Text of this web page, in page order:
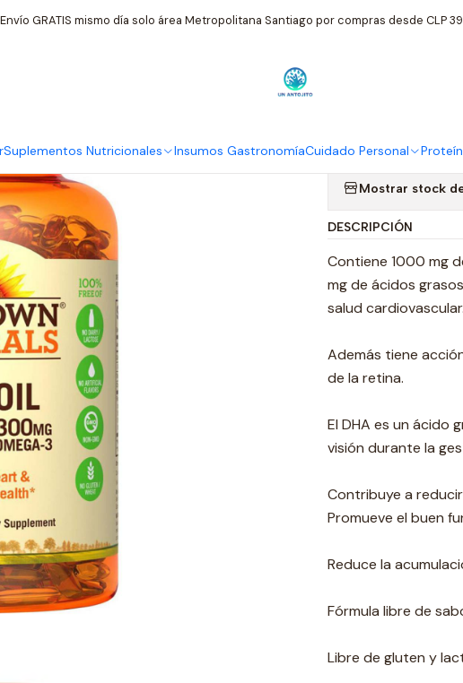
Suplementos Nutricionales Insumos GastronomíaCuidado Personal
GRATIS mismo día solo área Metropolitana Santiago por compras desde CLP
Inicio Suplementos Nutricionales Sundown Fish Oil 1000 Mg Sundown
Fish Oil
Mostrar stock
DESCRIPCIÓN
Contiene 1000 mg
mg de ácidos
salud cardiovascular.
Además tiene
de la retina.
El DHA es un ácido
visión durante la
Contribuye a
Promueve el buen
Reduce la
Fórmula libre de
Libre de gluten y